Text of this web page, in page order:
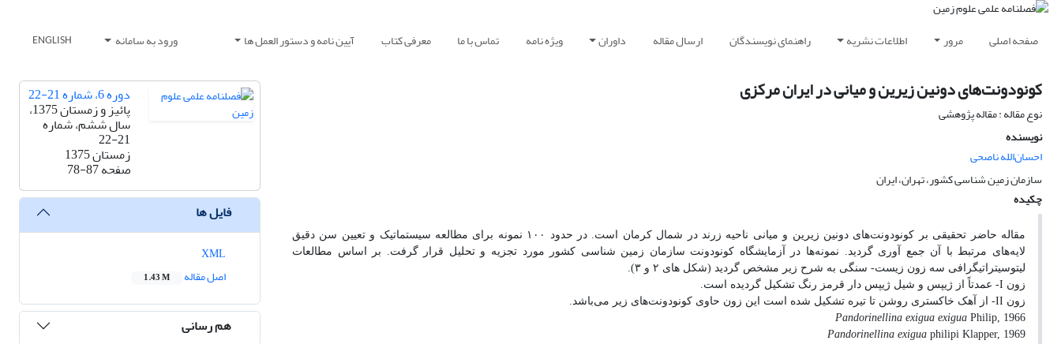
صفحه اصلی مرور اطلاعات نشریه راهنمای نویسندگان ارسال مقاله داوران ویژه نامه تماس با ما معرفی کتاب آیین نامه و دستور العمل ها ورود به سامانه ENGLISH
کونودونت‌های دونین زیرین و میانی در ایران مرکزی
نوع مقاله : مقاله پژوهشی
نویسنده
احسان‌الله ناصحی
سازمان زمین شناسی کشور، تهران، ایران
چکیده
مقاله حاضر تحقیقی بر کونودونت‌های دونین زیرین و میانی ناحیه زرند در شمال کرمان است. در حدود ۱۰۰ نمونه برای مطالعه سیستماتیک و تعیین سن دقیق
لایههای مرتبط با آن جمع آوری گردید. نمونه‌ها در آزمایشگاه کونودونت سازمان زمین شناسی کشور مورد تجزیه و تحلیل قرار گرفت. بر اساس مطالعات
لیتوسیتراتیگرافی سه زون زیست- سنگی به شرح زیر مشخص گردید (شکل های ۲ و ۳).
زون I- عمدتاً از ژیپس و شیل ژیپس دار قرمز رنگ تشکیل گردیده است.
زون II- از آهک خاکستری روشن تا تیره تشکیل شده است این زون حاوی کونودونت‌های زیر می‌باشد.
Pandorinellina exigua exigua Philip, 1966
Pandorinellina exigua philipi Klapper, 1969
دوره 6، شماره 21-22
پائیز و زمستان 1375،
سال ششم، شماره
21-22
زمستان 1375
صفحه78-87
فایل ها
اصل مقاله
1.43 M
هم رسانی